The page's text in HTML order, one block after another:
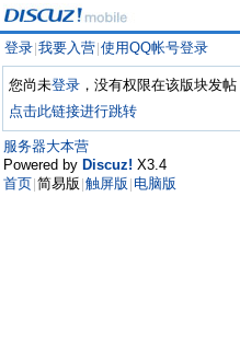
登录 我要入营 使用QQ帐号登录
您尚未登录 ，没有权限在该版块发帖
点击此链接进行跳转
服务器大本营
Powered by Discuz! X3.4
首页 简易版 触屏版 电脑版